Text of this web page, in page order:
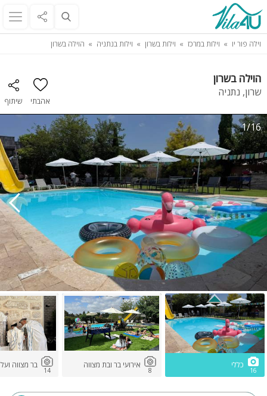
וילה פור יו וילות במרכז וילות בשרון וילות בנתניה הוילה בשרון
הוילה בשרון
שרון, נתניה
אהבתי שיתוף
1/16
16
כללי
8
אירועי בר ובת מצווה
14
בר מצווה